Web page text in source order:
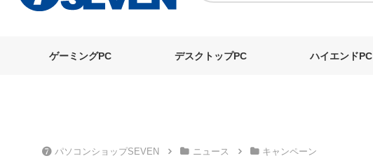
ゲーミングPC デスクトップPC ハイエンドPC
パソコンショップSEVEN ニュース キャンペーン